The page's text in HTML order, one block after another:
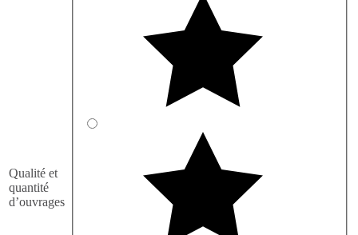
Qualité et
quantité
d’ouvrages